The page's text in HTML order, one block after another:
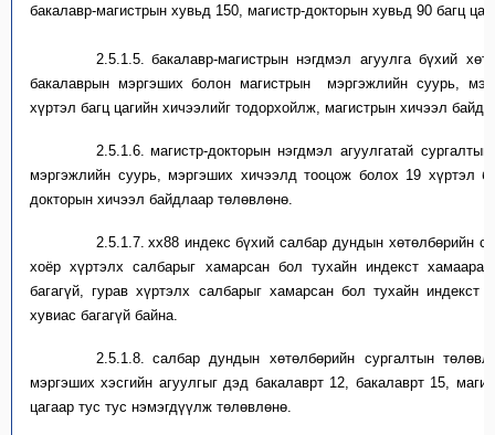
бакалавр-магистрын хувьд 150, магистр-докторын хувьд 90 багц цаг
2.5.1.5. бакалавр-магистрын нэгдмэл агуулгабүхий
бакалаврын мэргэших болон магистрын
мэргэжлийн суурь,
хүртэл багц цагийн хичээлийг тодорхойлж, магистрын хичээл
2.5.1.6. магистр-докторын нэгдмэлагуулгатай
мэргэжлийн суурь, мэргэших хичээлд тооцож болох 19 хүртэл
докторын хичээл байдлаар төлөвлөнө.
2.5.1.7. xx88 индекс бүхийсалбар дундын хөтөлбөрийн
хоёр хүртэлх салбарыг хамарсан бол тухайн индекст
багагүй, гурав хүртэлх салбарыг хамарсан бол тухайн индекст
хувиас багагүй байна.
2.5.1.8. салбар дундын хөтөлбөрийн сургалтын
мэргэших хэсгийн агуулгыг дэд бакалаврт 12, бакалаврт 15,
цагаар тус тус нэмэгдүүлж төлөвлөнө.